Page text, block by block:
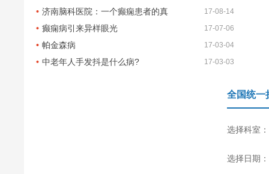
济南脑科医院：一个癫痫患者的真 17-08-14
癫痫病引来异样眼光 17-07-06
帕金森病 17-03-04
中老年人手发抖是什么病? 17-03-03
全国统一
选择科室：
选择日期：